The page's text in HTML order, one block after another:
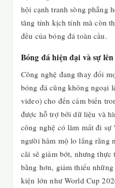
hội cạnh tranh sòng phẳng
tăng tính kịch tính mà còn
đều của bóng đá toàn cầu.
Bóng đá hiện đại và sự
Công nghệ đang thay đổi
bóng đá cũng không ngoại
video) cho đến cảm biến
được hỗ trợ bởi dữ liệu và
công nghệ có làm mất đi
người hâm mộ lo lắng rằng
cãi sẽ giảm bớt, nhưng
bằng hơn, giảm thiểu
kiện lớn như World Cup